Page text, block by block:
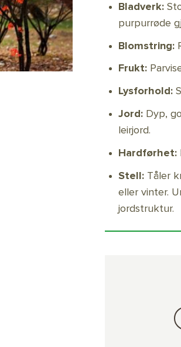
Bladverk:
purpurrøde
Blomstring:
Frukt:
Lysforhold:
Jord: Dyp,
leirjord.
Hardførhet:
Stell: Tåler
eller vinter.
jordstruktur.